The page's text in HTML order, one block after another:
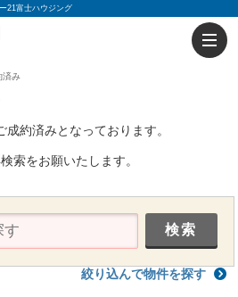
21富士ハウジング
済み
成約済みとなっております。
索をお願いたします。
絞り込んで物件を探す